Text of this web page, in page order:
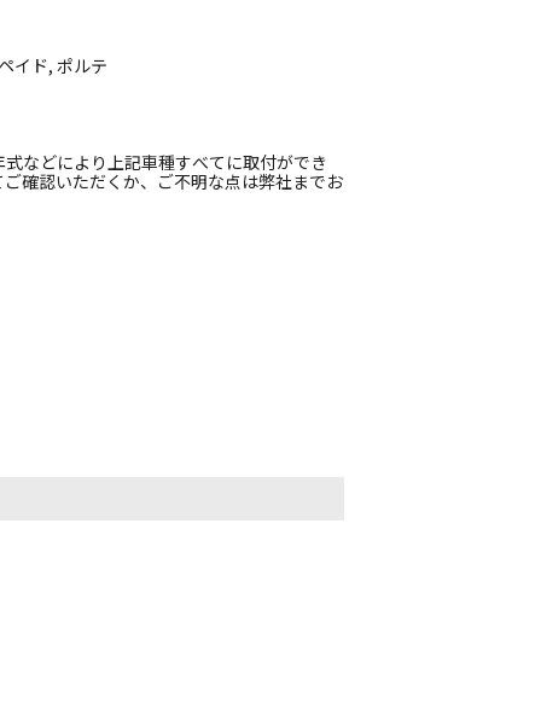
イド, ポルテ
などにより上記車種すべてに取付ができ
確認いただくか、ご不明な点は弊社までお